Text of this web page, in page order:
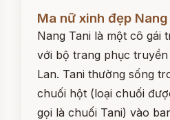
Ma nữ xinh đẹp
Nang Tani là một cô gái
với bộ trang phục
Lan. Tani thường sống
chuối hột (loại chuối
gọi là chuối Tani) vào